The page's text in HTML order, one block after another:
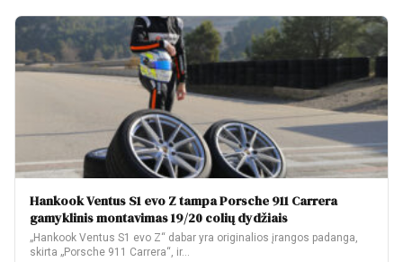
Hankook Ventus S1 evo Z tampa Porsche 911 Carrera
gamyklinis montavimas 19/20 colių dydžiais
„Hankook Ventus S1 evo Z“ dabar yra originalios įrangos padanga,
skirta „Porsche 911 Carrera“, ir…